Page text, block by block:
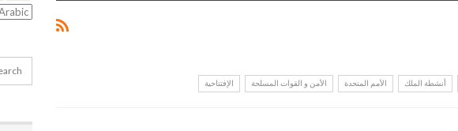
أنشطة الملك الأمم المتحدة الأمن و القوات المسلحة الإفتتاحية